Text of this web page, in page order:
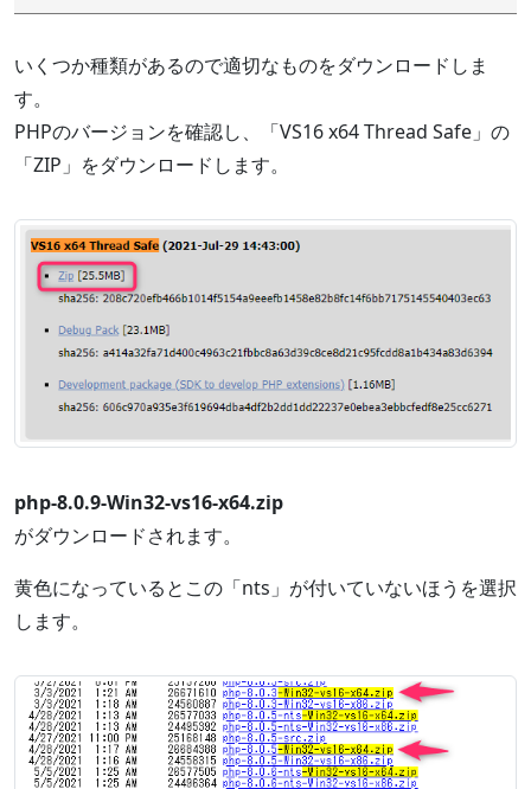
いくつか種類があるので適切なものをダウンロードしま
す。
PHPのバージョンを確認し、「VS16 x64 Thread Safe」の
「ZIP」をダウンロードします。
php-8.0.9-Win32-vs16-x64.zip
がダウンロードされます。
黄色になっているとこの「nts」が付いていないほうを選択
します。